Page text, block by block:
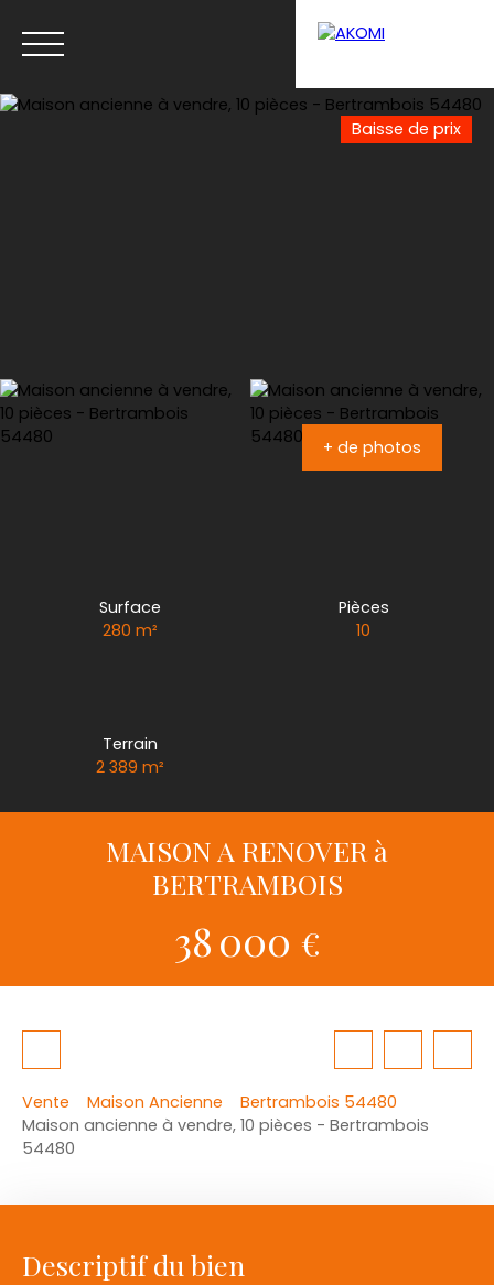
Baisse de prix
+ de photos
Surface
280m²
Pièces
10
Terrain
2 389m²
MAISON A RENOVER à
BERTRAMBOIS
38 000 €
Vente Maison Ancienne
Bertrambois 54480
Maison ancienne à vendre, 10 pièces - Bertrambois
54480
Descriptif du bien